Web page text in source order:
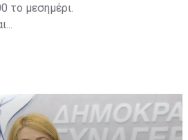
το μεσημέρι.